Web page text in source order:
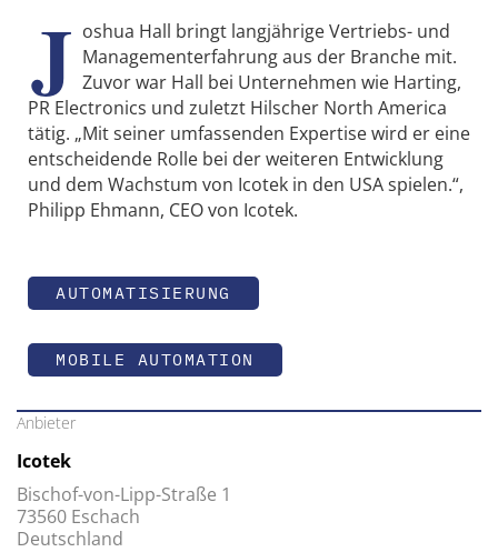
J oshua Hall bringt langjährige Vertriebs- und
Managementerfahrung aus der Branche mit.
Zuvor war Hall bei Unternehmen wie Harting,
PR Electronics und zuletzt Hilscher North America
tätig. „Mit seiner umfassenden Expertise wird er eine
entscheidende Rolle bei der weiteren Entwicklung
und dem Wachstum von Icotek in den USA spielen.“,
Philipp Ehmann, CEO von Icotek.
AUTOMATISIERUNG
MOBILE AUTOMATION
Anbieter
Icotek
Bischof-von-Lipp-Straße 1
73560 Eschach
Deutschland